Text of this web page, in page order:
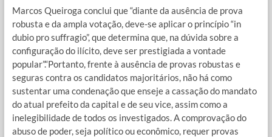
Marcos Queiroga conclui que “diante da ausência de prova
robusta e da ampla votação, deve-se aplicar o princípio “in
dubio pro suffragio”, que determina que, na dúvida sobre a
configuração do ilícito, deve ser prestigiada a vontade
popular”.“Portanto, frente à ausência de provas robustas e
seguras contra os candidatos majoritários, não há como
sustentar uma condenação que enseje a cassação do mandato
do atual prefeito da capital e de seu vice, assim como a
inelegibilidade de todos os investigados. A comprovação do
abuso de poder, seja político ou econômico, requer provas